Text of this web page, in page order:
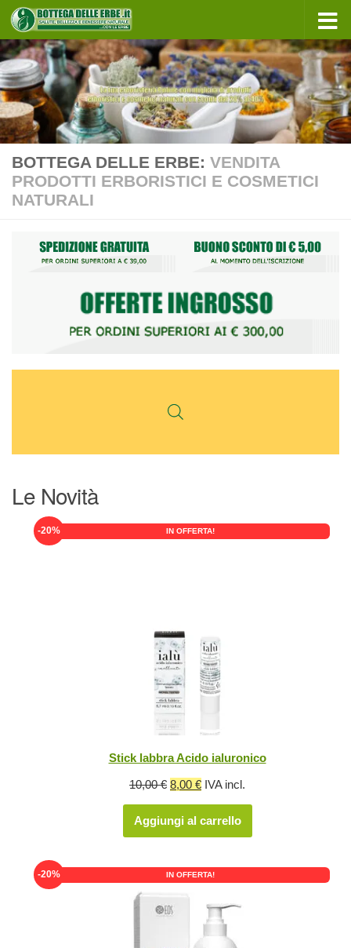
Sotto il contenuto
BOTTEGA DELLE ERBE: VENDITA
PRODOTTI ERBORISTICI E COSMETICI
NATURALI
Le Novità
IN OFFERTA!
-20%
Stick labbra Acido ialuronico
10,00€ Il
prezzo
originale
10,00 €.
8,00 €Il
prezzo
attuale
8,00 €.
IVA incl.
Aggiungi al carrello
IN OFFERTA!
-20%